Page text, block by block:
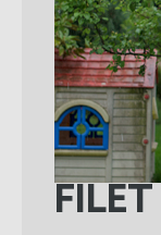
FILET